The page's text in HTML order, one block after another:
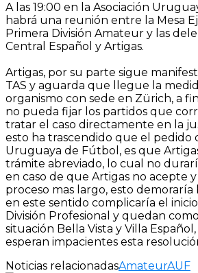
A las 19:00 en la Asociación
habrá una reunión entre la Mesa
Primera División Amateur y las
Central Español y Artigas.
Artigas, por su parte sigue
TAS y aguarda que llegue la
organismo con sede en Zürich, a
no pueda fijar los partidos que
tratar el caso directamente en la
esto ha trascendido que el pedido
Uruguaya de Fútbol, es que
trámite abreviado, lo cual no
en caso de que Artigas no acepte y
proceso mas largo, esto demoraría
en este sentido complicaría el
División Profesional y quedan
situación Bella Vista y Villa
esperan impacientes esta
Noticias relacionadasAmateurAUF